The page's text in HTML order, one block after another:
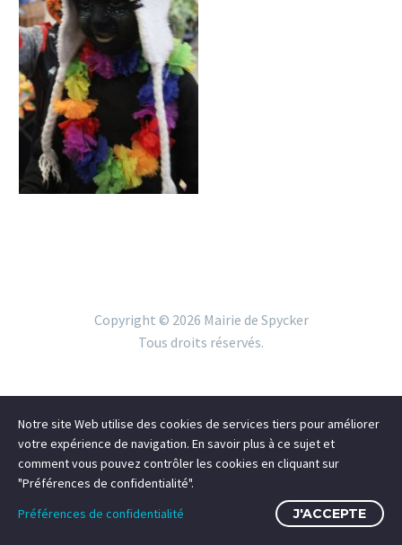
Copyright © 2026 Mairie de Spycker
Tous droits réservés.
Notre site Web utilise des cookies de services tiers pour améliorer
votre expérience de navigation. En savoir plus à ce sujet et
comment vous pouvez contrôler les cookies en cliquant sur
"Préférences de confidentialité".
Préférences de confidentialité
J'ACCEPTE